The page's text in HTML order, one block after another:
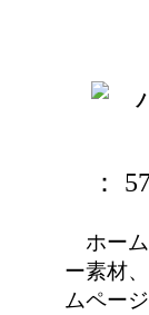
：
ホー
ー素材
ムペー